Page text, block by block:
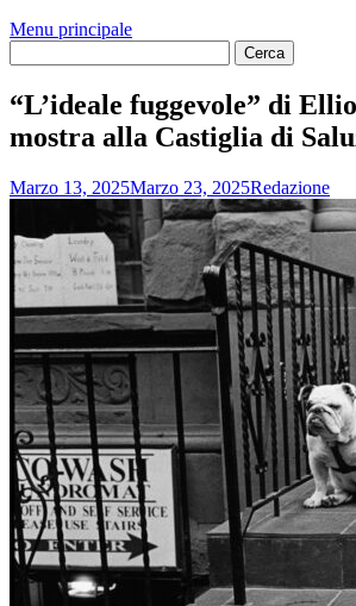
Menu principale
“L’ideale fuggevole” di
mostra alla Castiglia di
Marzo 13, 2025Marzo 23, 2025Redazione